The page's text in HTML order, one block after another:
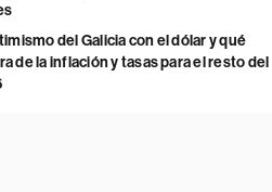
del Galicia con el dólar y qué
de la inflación y tasas para el resto del